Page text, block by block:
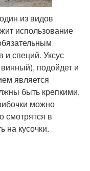
из видов
использование
и специй. Уксус
подойдет и
является
быть крепкими,
можно
смотрятся в
на кусочки.